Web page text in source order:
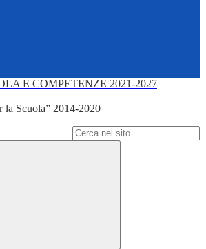
E COMPETENZE 2021-2027
la Scuola” 2014-2020